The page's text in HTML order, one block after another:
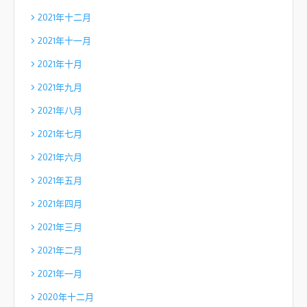
2021年十二月
2021年十一月
2021年十月
2021年九月
2021年八月
2021年七月
2021年六月
2021年五月
2021年四月
2021年三月
2021年二月
2021年一月
2020年十二月